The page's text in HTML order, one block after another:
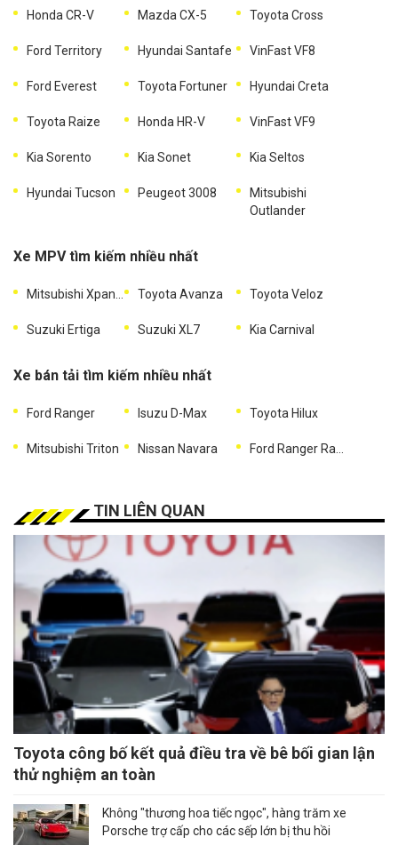
Honda CR-V Mazda CX-5 Toyota Cross
Ford Territory Hyundai Santafe VinFast VF8
Ford Everest Toyota Fortuner Hyundai Creta
Toyota Raize Honda HR-V VinFast VF9
Kia Sorento Kia Sonet Kia Seltos
Hyundai Tucson Peugeot 3008
Mitsubishi
Outlander
Xe MPV tìm kiếm nhiều nhất
Toyota Avanza Toyota Veloz
Suzuki Ertiga Suzuki XL7 Kia Carnival
Xe bán tải tìm kiếm nhiều nhất
Ford Ranger Isuzu D-Max Toyota Hilux
Mitsubishi Triton Nissan Navara
TIN LIÊN QUAN
Toyota công bố kết quả điều tra về bê bối gian lận
thử nghiệm an toàn
Không "thương hoa tiếc ngọc", hàng trăm xe
Porsche trợ cấp cho các sếp lớn bị thu hồi